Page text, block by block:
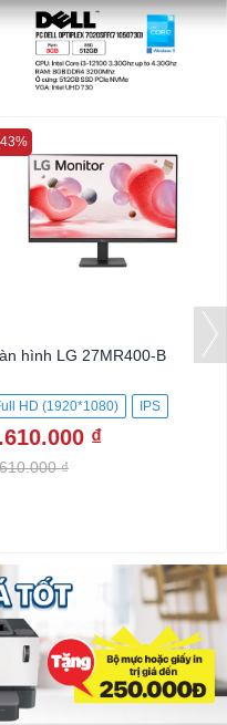
hình LG 27MR400-B
HD (1920*1080) IPS
₫
₫